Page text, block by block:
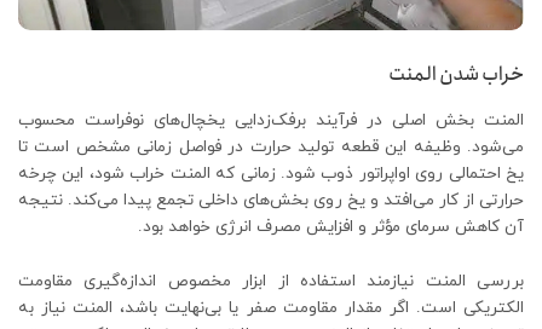
خراب شدن المنت
المنت بخش اصلی در فرآیند برفک‌زدایی یخچال‌های نوفراست محسوب
می‌شود. وظیفه این قطعه تولید حرارت در فواصل زمانی مشخص است تا
یخ احتمالی روی اواپراتور ذوب شود. زمانی که المنت خراب شود، این چرخه
حرارتی از کار می‌افتد و یخ روی بخش‌های داخلی تجمع پیدا می‌کند. نتیجه
آن کاهش سرمای مؤثر و افزایش مصرف انرژی خواهد بود.
بررسی المنت نیازمند استفاده از ابزار مخصوص اندازه‌گیری مقاومت
الکتریکی است. اگر مقدار مقاومت صفر یا بی‌نهایت باشد، المنت نیاز به